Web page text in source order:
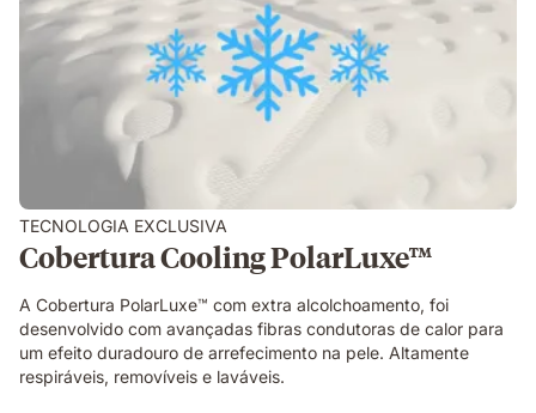
TECNOLOGIA EXCLUSIVA
Cobertura Cooling PolarLuxe™
A Cobertura PolarLuxe™ com extra alcolchoamento, foi
desenvolvido com avançadas fibras condutoras de calor para
um efeito duradouro de arrefecimento na pele. Altamente
respiráveis, removíveis e laváveis.